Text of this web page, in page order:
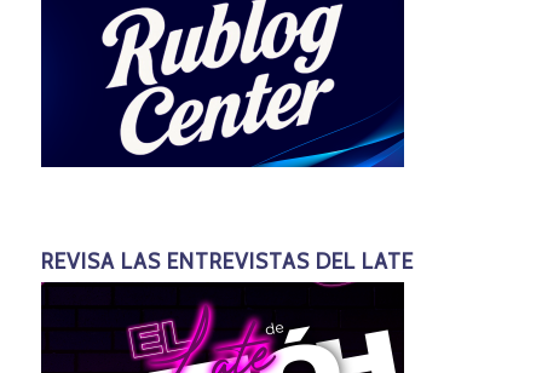
REVISA LAS ENTREVISTAS DEL LATE